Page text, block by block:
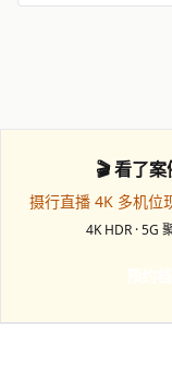
🎬 看了
摄行直播 4K 多机位
4K HDR · 5G